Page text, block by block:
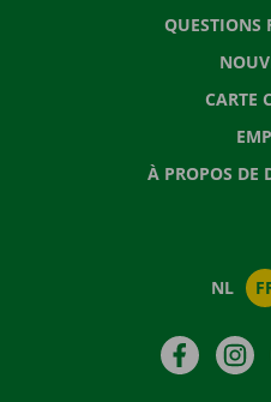
QUESTIONS
CARTE
À PROPOS DE
NL